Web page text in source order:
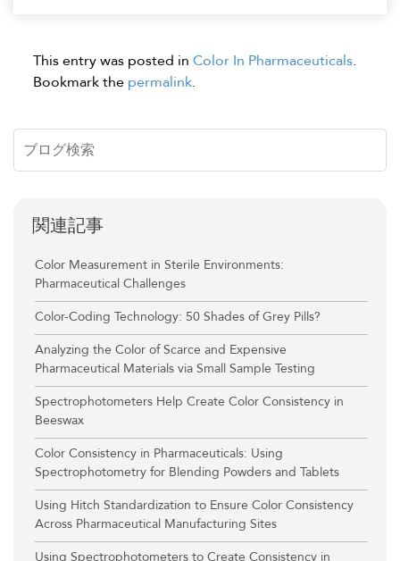
This entry was posted in Color In Pharmaceuticals.
Bookmark the permalink.
関連記事
Color Measurement in Sterile Environments:
Pharmaceutical Challenges
Color-Coding Technology: 50 Shades of Grey Pills?
Analyzing the Color of Scarce and Expensive
Pharmaceutical Materials via Small Sample Testing
Spectrophotometers Help Create Color Consistency in
Beeswax
Color Consistency in Pharmaceuticals: Using
Spectrophotometry for Blending Powders and Tablets
Using Hitch Standardization to Ensure Color Consistency
Across Pharmaceutical Manufacturing Sites
Using Spectrophotometers to Create Consistency in